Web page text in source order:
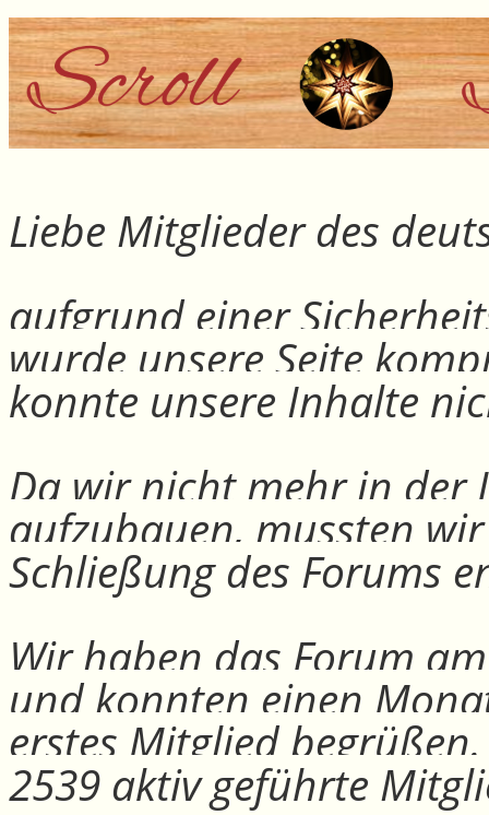
Liebe Mitglieder des
aufgrund einer
wurde unsere Seite
konnte unsere Inhalte
Da wir nicht mehr in der
aufzubauen, mussten
Schließung des Forums
Wir haben das Forum
und konnten einen
erstes Mitglied
2539 aktiv geführte